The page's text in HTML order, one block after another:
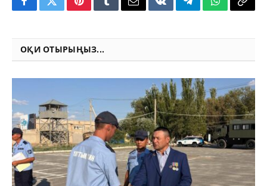
FacebookTwitterPinterestTumblrEmailVKontakteTelegramWhatsApp
Copy
ОҚИ ОТЫРЫҢЫЗ...